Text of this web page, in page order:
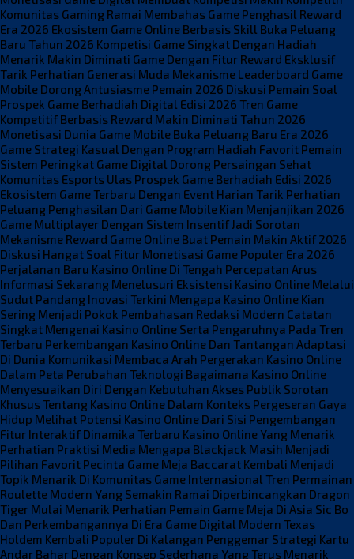
Komunitas Gaming Ramai Membahas Game Penghasil Reward
Era 2026 Ekosistem Game Online Berbasis Skill Buka Peluang
Baru Tahun 2026 Kompetisi Game Singkat Dengan Hadiah
Menarik Makin Diminati Game Dengan Fitur Reward Eksklusif
Tarik Perhatian Generasi Muda Mekanisme Leaderboard Game
Mobile Dorong Antusiasme Pemain 2026 Diskusi Pemain Soal
Prospek Game Berhadiah Digital Edisi 2026 Tren Game
Kompetitif Berbasis Reward Makin Diminati Tahun 2026
Monetisasi Dunia Game Mobile Buka Peluang Baru Era 2026
Game Strategi Kasual Dengan Program Hadiah Favorit Pemain
Sistem Peringkat Game Digital Dorong Persaingan Sehat
Komunitas Esports Ulas Prospek Game Berhadiah Edisi 2026
Ekosistem Game Terbaru Dengan Event Harian Tarik Perhatian
Peluang Penghasilan Dari Game Mobile Kian Menjanjikan 2026
Game Multiplayer Dengan Sistem Insentif Jadi Sorotan
Mekanisme Reward Game Online Buat Pemain Makin Aktif 2026
Diskusi Hangat Soal Fitur Monetisasi Game Populer Era 2026
Perjalanan Baru Kasino Online Di Tengah Percepatan Arus
Informasi Sekarang Menelusuri Eksistensi Kasino Online Melalui
Sudut Pandang Inovasi Terkini Mengapa Kasino Online Kian
Sering Menjadi Pokok Pembahasan Redaksi Modern Catatan
Singkat Mengenai Kasino Online Serta Pengaruhnya Pada Tren
Terbaru Perkembangan Kasino Online Dan Tantangan Adaptasi
Di Dunia Komunikasi Membaca Arah Pergerakan Kasino Online
Dalam Peta Perubahan Teknologi Bagaimana Kasino Online
Menyesuaikan Diri Dengan Kebutuhan Akses Publik Sorotan
Khusus Tentang Kasino Online Dalam Konteks Pergeseran Gaya
Hidup Melihat Potensi Kasino Online Dari Sisi Pengembangan
Fitur Interaktif Dinamika Terbaru Kasino Online Yang Menarik
Perhatian Praktisi Media Mengapa Blackjack Masih Menjadi
Pilihan Favorit Pecinta Game Meja Baccarat Kembali Menjadi
Topik Menarik Di Komunitas Game Internasional Tren Permainan
Roulette Modern Yang Semakin Ramai Diperbincangkan Dragon
Tiger Mulai Menarik Perhatian Pemain Game Meja Di Asia Sic Bo
Dan Perkembangannya Di Era Game Digital Modern Texas
Holdem Kembali Populer Di Kalangan Penggemar Strategi Kartu
Andar Bahar Dengan Konsep Sederhana Yang Terus Menarik